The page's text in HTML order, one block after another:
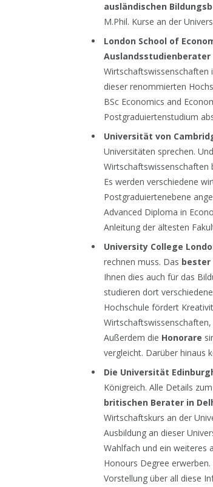
ausländischen
M.Phil. Kurse an der
London School of
Auslandsstudienberater
Wirtschaftswissenschaften
dieser renommierten
BSc Economics and
Postgraduiertenstudium
Universität von
Universitäten sprechen.
Wirtschaftswissenschaften
Es werden verschiedene
Postgraduiertenebene
Advanced Diploma in
Anleitung der ältesten
University College
rechnen muss. Das bester
Ihnen dies auch für das
studieren dort
Hochschule fördert
Außerdem die Honorare
vergleicht. Darüber hinaus
Die Universität
Königreich. Alle Details
britischen Berater in
Wirtschaftskurs an der
Ausbildung an dieser
Wahlfach und ein weiteres
Honours Degree erwerben.
Vorstellung über all diese